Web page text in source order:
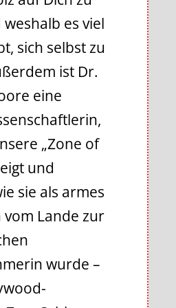
es viel
sich selbst zu
ist Dr.
eine
„Zone of
und
sie als armes
vom Lande zur
wurde –